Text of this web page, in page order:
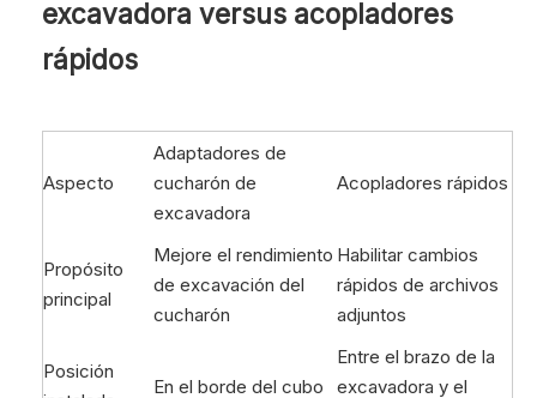
excavadora versus acopladores
rápidos
Aspecto
Adaptadores de
cucharón de
excavadora
Acopladores rápidos
Propósito
principal
Mejore el rendimiento
de excavación del
cucharón
Habilitar cambios
rápidos de archivos
adjuntos
Posición
En el borde del cubo
Entre el brazo de la
excavadora y el